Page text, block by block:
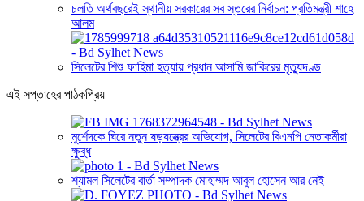
চলতি অর্থবছরেই স্থানীয় সরকারের সব স্তরের নির্বাচন: প্রতিমন্ত্রী শাহে
আলম
সিলেটের শিশু ফাহিমা হত্যায় প্রধান আসামি জাকিরের মৃত্যুদণ্ড
এই সপ্তাহের পাঠকপ্রিয়
মুর্শেদকে ঘিরে নতুন ষড়যন্ত্রের অভিযোগ, সিলেটের বিএনপি নেতাকর্মীরা
ক্ষুব্ধ
শ্যামল সিলেটের বার্তা সম্পাদক মোহাম্মদ আবুল হোসেন আর নেই